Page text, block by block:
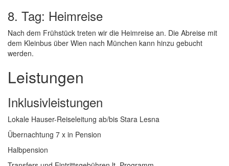
8. Tag: Heimreise
Nach dem Frühstück treten wir die Heimreise an. Die Abreise mit
dem Kleinbus über Wien nach München kann hinzu gebucht
werden.
Leistungen
Inklusivleistungen
Lokale Hauser-Reiseleitung ab/bis Stara Lesna
Übernachtung 7 x in Pension
Halbpension